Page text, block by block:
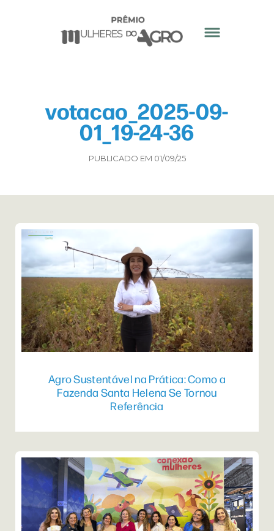
votacao_2025-09-
01_19-24-36
PUBLICADO EM 01/09/25
Agro Sustentável na Prática: Como a
Fazenda Santa Helena Se Tornou
Referência